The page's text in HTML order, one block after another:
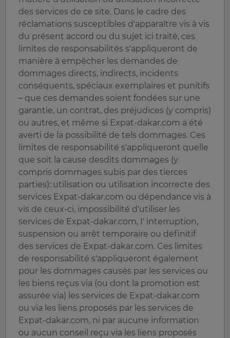
des services de ce site. Dans le cadre des
réclamations susceptibles d’apparaître vis à vis
du présent accord ou du sujet ici traité, ces
limites de responsabilités s’appliqueront de
manière à empêcher les demandes de
dommages directs, indirects, incidents
conséquents, spéciaux exemplaires et punitifs
– que ces demandes soient fondées sur une
garantie, un contrat, des préjudices (y compris)
ou autres, et même si Expat-dakar.com a été
averti de la possibilité de tels dommages. Ces
limites de responsabilité s’appliqueront quelle
que soit la cause desdits dommages (y
compris dommages subis par des tierces
parties): utilisation ou utilisation incorrecte des
services Expat-dakar.com ou dépendance vis à
vis de ceux-ci, impossibilité d’utiliser les
services de Expat-dakar.com, I’ interruption,
suspension ou arrêt temporaire ou définitif
des services de Expat-dakar.com. Ces limites
de responsabilité s’appliqueront également
pour les dommages causés par les services ou
les biens reçus via (ou dont la promotion est
assurée via) les services de Expat-dakar.com
ou via les liens proposés par les services de
Expat-dakar.com, ni par aucune information
ou aucun conseil reçu via les liens proposés